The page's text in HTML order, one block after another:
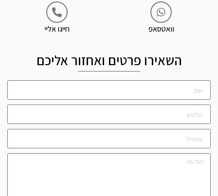
וואטסאפ חייגו אליי
השאירו פרטים ואחזור אליכם